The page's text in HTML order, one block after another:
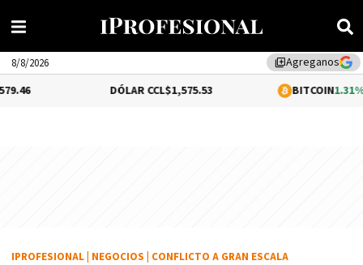
library_addAgreganos
8/8/2026
$1,575.53 1.31%$65,123.35
IPROFESIONAL NEGOCIOS CONFLICTO A GRAN ESCALA